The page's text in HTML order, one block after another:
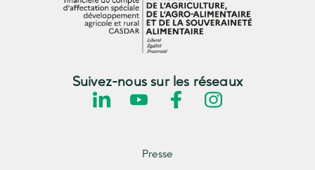
Suivez-nous sur les réseaux
Presse